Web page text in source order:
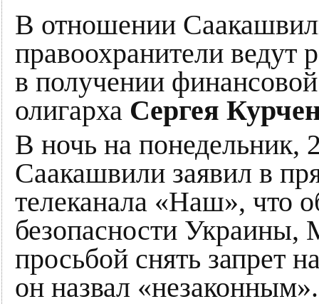
В отношении
правоохранители ведут
в получении
олигарха Сергея
В ночь на понедельник,
Саакашвили заявил в
телеканала «Наш», что
безопасности
просьбой снять запрет
он назвал «незаконным».